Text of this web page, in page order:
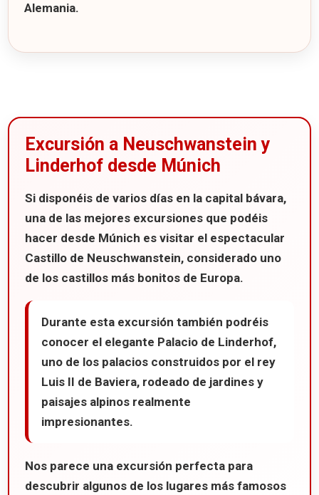
Alemania.
Excursión a Neuschwanstein y
Linderhof desde Múnich
Si disponéis de varios días en la capital bávara,
una de las mejores excursiones que podéis
hacer desde Múnich es visitar el espectacular
Castillo de Neuschwanstein, considerado uno
de los castillos más bonitos de Europa.
Durante esta excursión también podréis
conocer el elegante Palacio de Linderhof,
uno de los palacios construidos por el rey
Luis II de Baviera, rodeado de jardines y
paisajes alpinos realmente
impresionantes.
Nos parece una excursión perfecta para
descubrir algunos de los lugares más famosos